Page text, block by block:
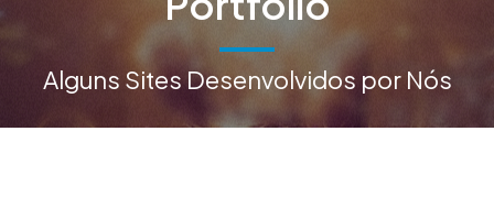
Alguns Sites Desenvolvidos por Nós